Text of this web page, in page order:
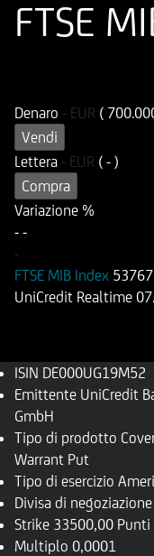
FTSE
Denaro - EUR (
Vendi
Lettera - EUR ( - )
Compra
Variazione %
- -
-
FTSE MIB Index
UniCredit Realtime
ISIN DE000UG19M52
Emittente UniCredit
GmbH
Tipo di prodotto
Warrant Put
Tipo di esercizio
Divisa di negoziazione
Strike 33500,00 Punti
Multiplo 0,0001